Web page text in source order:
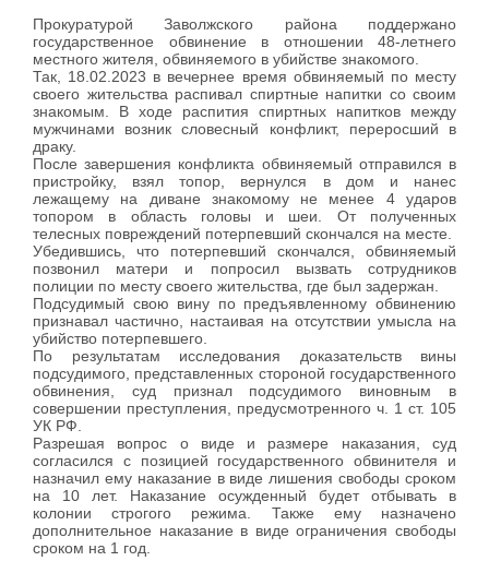
Прокуратурой Заволжского района поддержано
государственное обвинение в отношении 48-летнего
местного жителя, обвиняемого в убийстве знакомого.
Так, 18.02.2023 в вечернее время обвиняемый по месту
своего жительства распивал спиртные напитки со своим
знакомым. В ходе распития спиртных напитков между
мужчинами возник словесный конфликт, переросший в
драку.
После завершения конфликта обвиняемый отправился в
пристройку, взял топор, вернулся в дом и нанес
лежащему на диване знакомому не менее 4 ударов
топором в область головы и шеи. От полученных
телесных повреждений потерпевший скончался на месте.
Убедившись, что потерпевший скончался, обвиняемый
позвонил матери и попросил вызвать сотрудников
полиции по месту своего жительства, где был задержан.
Подсудимый свою вину по предъявленному обвинению
признавал частично, настаивая на отсутствии умысла на
убийство потерпевшего.
По результатам исследования доказательств вины
подсудимого, представленных стороной государственного
обвинения, суд признал подсудимого виновным в
совершении преступления, предусмотренного ч. 1 ст. 105
УК РФ.
Разрешая вопрос о виде и размере наказания, суд
согласился с позицией государственного обвинителя и
назначил ему наказание в виде лишения свободы сроком
на 10 лет. Наказание осужденный будет отбывать в
колонии строгого режима. Также ему назначено
дополнительное наказание в виде ограничения свободы
сроком на 1 год.